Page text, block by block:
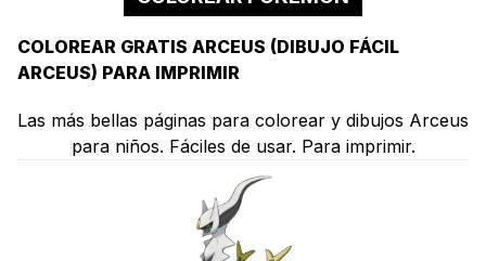
COLOREAR GRATIS ARCEUS (DIBUJO FÁCIL
ARCEUS) PARA IMPRIMIR
Las más bellas páginas para colorear y dibujos Arceus
para niños. Fáciles de usar. Para imprimir.